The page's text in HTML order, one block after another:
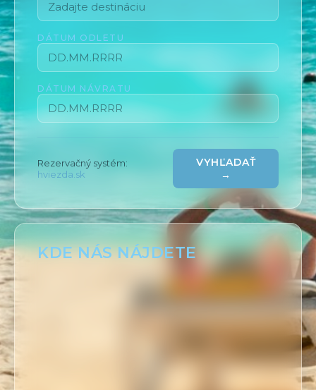
DÁTUM ODLETU
DÁTUM NÁVRATU
Rezervačný systém:
hviezda.sk
VYHĽADAŤ
→
KDE NÁS NÁJDETE